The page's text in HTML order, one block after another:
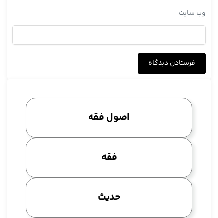
وب‌ سایت
اصول فقه
فقه
حدیث